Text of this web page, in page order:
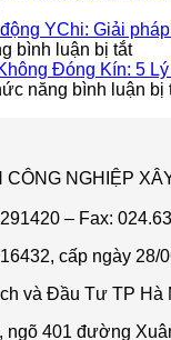
TRỊ
YChi: Giải
bình luận bị tắtở
Lắp
đặt
Giải
pháp
vận
hành
minh
Đóng Kín: 5
năng bình luận bị
NGHIỆP
– Fax:
cấp ngày 28/
và Đầu Tư TP Hà
ngõ 401 đường